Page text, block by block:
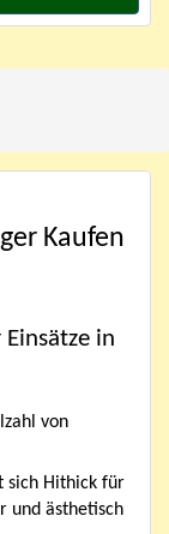
Kaufen
in
von
sich Hithick für
und ästhetisch